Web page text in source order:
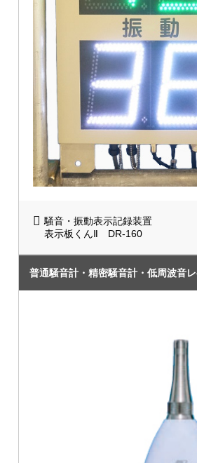
騒音・振動表示記録装置
表示板くんⅡ DR-160
普通騒音計・精密騒音計・低周波音